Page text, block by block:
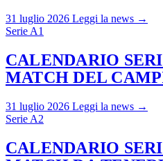
31 luglio 2026 Leggi la news →
Serie A1
CALENDARIO
MATCH DEL
31 luglio 2026 Leggi la news →
Serie A2
CALENDARIO